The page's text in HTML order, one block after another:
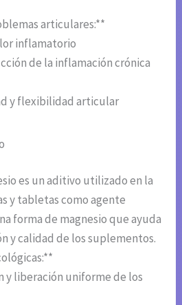
articulares:**
inflamatorio
de la inflamación crónica
y flexibilidad articular
es un aditivo utilizado en la
y tabletas como agente
forma de magnesio que ayuda
y calidad de los suplementos.
y liberación uniforme de los